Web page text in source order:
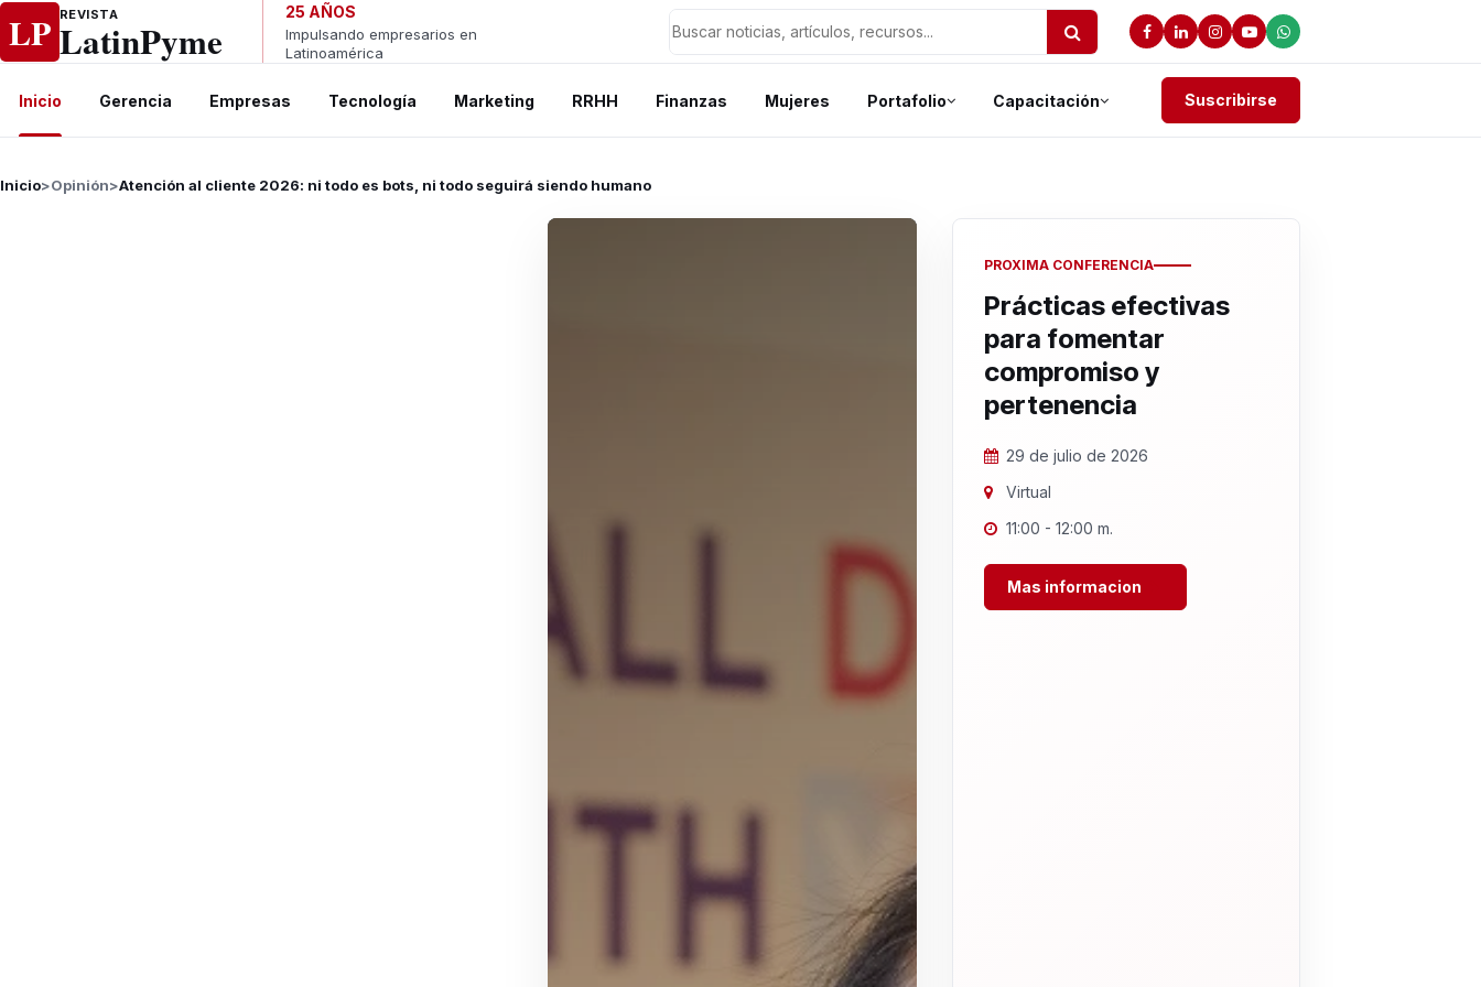
Ir al contenido
LP REVISTA
LatinPyme
25 AÑOS
Impulsando empresarios en
Latinoamérica
Inicio Gerencia Empresas Tecnología Marketing RRHH Finanzas Mujeres Portafolio Capacitación Suscribirse
Inicio>Opinión>Atención al cliente 2026: ni todo es bots, ni todo seguirá siendo humano
PROXIMA CONFERENCIA
Prácticas efectivas
para fomentar
compromiso y
pertenencia
29 de julio de 2026
Virtual
11:00 - 12:00 m.
Mas informacion